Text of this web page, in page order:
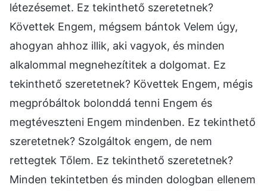
létezésemet. Ez tekinthető szeretetnek?
Követtek Engem, mégsem bántok Velem úgy,
ahogyan ahhoz illik, aki vagyok, és minden
alkalommal megnehezítitek a dolgomat. Ez
tekinthető szeretetnek? Követtek Engem, mégis
megpróbáltok bolonddá tenni Engem és
megtéveszteni Engem mindenben. Ez tekinthető
szeretetnek? Szolgáltok engem, de nem
rettegtek Tőlem. Ez tekinthető szeretetnek?
Minden tekintetben és minden dologban ellenem